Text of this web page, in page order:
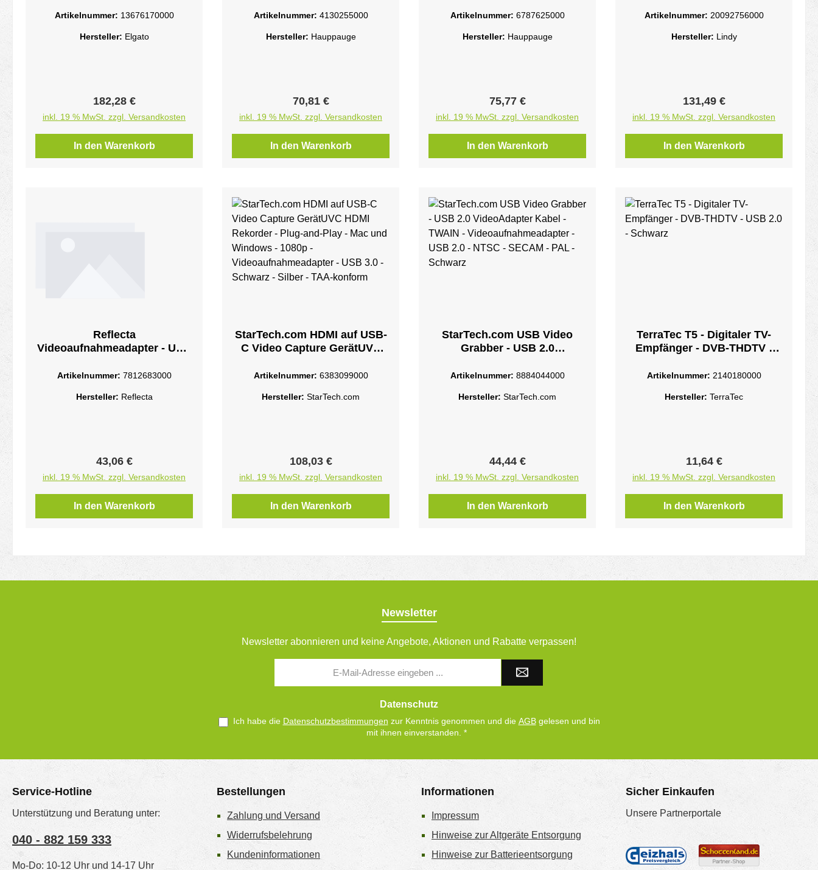
Artikelnummer: 13676170000
Hersteller: Elgato
Regulärer Preis:
182,28 €
inkl. 19 % MwSt. zzgl. Versandkosten
In den Warenkorb
ideoaufnahmeadapter - DVB-
PAL
Artikelnummer: 4130255000
Hersteller: Hauppauge
Regulärer Preis:
70,81 €
inkl. 19 % MwSt. zzgl. Versandkosten
In den Warenkorb
Artikelnummer: 6787625000
Hersteller: Hauppauge
Regulärer Preis:
75,77 €
inkl. 19 % MwSt. zzgl. Versandkosten
In den Warenkorb
Artikelnummer: 20092756000
Hersteller: Lindy
Regulärer Preis:
131,49 €
inkl. 19 % MwSt. zzgl. Versandkosten
In den Warenkorb
Reflecta
Videoaufnahmeadapter - USB
Artikelnummer: 7812683000
Hersteller: Reflecta
Regulärer Preis:
43,06 €
inkl. 19 % MwSt. zzgl. Versandkosten
In den Warenkorb
StarTech.com HDMI auf USB-
C Video Capture GerätUVC
Play - Mac und Windows -
Videoaufnahmeadapter - USB
Artikelnummer: 6383099000
Hersteller: StarTech.com
Regulärer Preis:
108,03 €
inkl. 19 % MwSt. zzgl. Versandkosten
In den Warenkorb
StarTech.com USB Video
Grabber - USB 2.0
Videoaufnahmeadapter - USB
Schwarz
Artikelnummer: 8884044000
Hersteller: StarTech.com
Regulärer Preis:
44,44 €
inkl. 19 % MwSt. zzgl. Versandkosten
In den Warenkorb
TerraTec T5 - Digitaler TV-
Empfänger - DVB-THDTV -
Artikelnummer: 2140180000
Hersteller: TerraTec
Regulärer Preis:
11,64 €
inkl. 19 % MwSt. zzgl. Versandkosten
In den Warenkorb
Newsletter
Newsletter abonnieren und keine Angebote, Aktionen und Rabatte verpassen!
Datenschutz
Ich habe die Datenschutzbestimmungen zur Kenntnis genommen und die AGBgelesen und bin
mit ihnen einverstanden. *
Service-Hotline
Unterstützung und Beratung unter:
040 - 882 159 333
Mo-Do: 10-12 Uhr und 14-17 Uhr
Bestellungen
Zahlung und Versand
Widerrufsbelehrung
Kundeninformationen
Informationen
Impressum
Hinweise zur Altgeräte Entsorgung
Hinweise zur Batterieentsorgung
Sicher Einkaufen
Unsere Partnerportale